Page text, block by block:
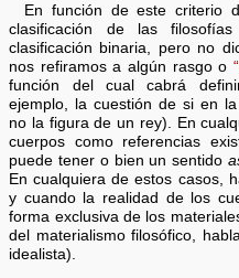
En función de este criterio
clasificación de las
clasificación binaria, pero no
nos refiramos a algún rasgo o
función del cual cabrá
ejemplo, la cuestión de si en
no la figura de un rey). En
cuerpos como referencias
puede tener o bien un sentido
En cualquiera de estos casos,
y cuando la realidad de los
forma exclusiva de los
del materialismo filosófico,
idealista).